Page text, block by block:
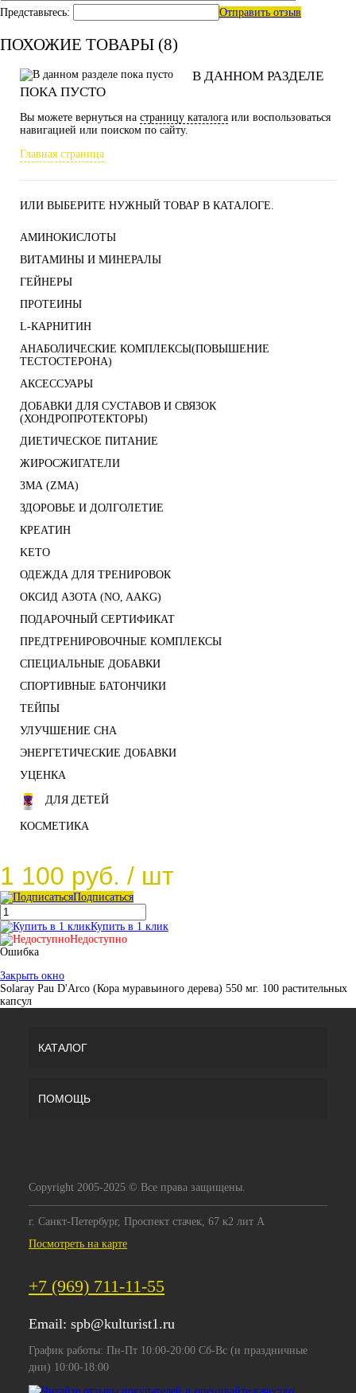
Представьтесь: Отправить отзыв
ПОХОЖИЕ ТОВАРЫ (8)
В ДАННОМ РАЗДЕЛЕ
ПОКА ПУСТО
Вы можете вернуться на страницу каталога или воспользоваться
навигацией или поиском по сайту.
Главная страница
ИЛИ ВЫБЕРИТЕ НУЖНЫЙ ТОВАР В КАТАЛОГЕ.
АМИНОКИСЛОТЫ
ВИТАМИНЫ И МИНЕРАЛЫ
ГЕЙНЕРЫ
ПРОТЕИНЫ
L-КАРНИТИН
АНАБОЛИЧЕСКИЕ КОМПЛЕКСЫ(ПОВЫШЕНИЕ
ТЕСТОСТЕРОНА)
АКСЕССУАРЫ
ДОБАВКИ ДЛЯ СУСТАВОВ И СВЯЗОК
(ХОНДРОПРОТЕКТОРЫ)
ДИЕТИЧЕСКОЕ ПИТАНИЕ
ЖИРОСЖИГАТЕЛИ
ЗМА (ZMA)
ЗДОРОВЬЕ И ДОЛГОЛЕТИЕ
КРЕАТИН
KETO
ОДЕЖДА ДЛЯ ТРЕНИРОВОК
ОКСИД АЗОТА (NO, AAKG)
ПОДАРОЧНЫЙ СЕРТИФИКАТ
ПРЕДТРЕНИРОВОЧНЫЕ КОМПЛЕКСЫ
СПЕЦИАЛЬНЫЕ ДОБАВКИ
СПОРТИВНЫЕ БАТОНЧИКИ
ТЕЙПЫ
УЛУЧШЕНИЕ СНА
ЭНЕРГЕТИЧЕСКИЕ ДОБАВКИ
УЦЕНКА
ДЛЯ ДЕТЕЙ
КОСМЕТИКА
1 100 руб. / шт
Подписаться
Купить в 1 клик
Недоступно
Ошибка
Закрыть окно
Solaray Pau D'Arco (Кора муравьиного дерева) 550 мг. 100 растительных
капсул
КАТАЛОГ
ПОМОЩЬ
Copyright 2005-2025 © Все права защищены.
г. Санкт-Петербург, Проспект стачек, 67 к2 лит А
Посмотреть на карте
+7 (969) 711-11-55
Email: spb@kulturist1.ru
График работы: Пн-Пт 10:00-20:00 Сб-Вс (и праздничные
дни) 10:00-18:00